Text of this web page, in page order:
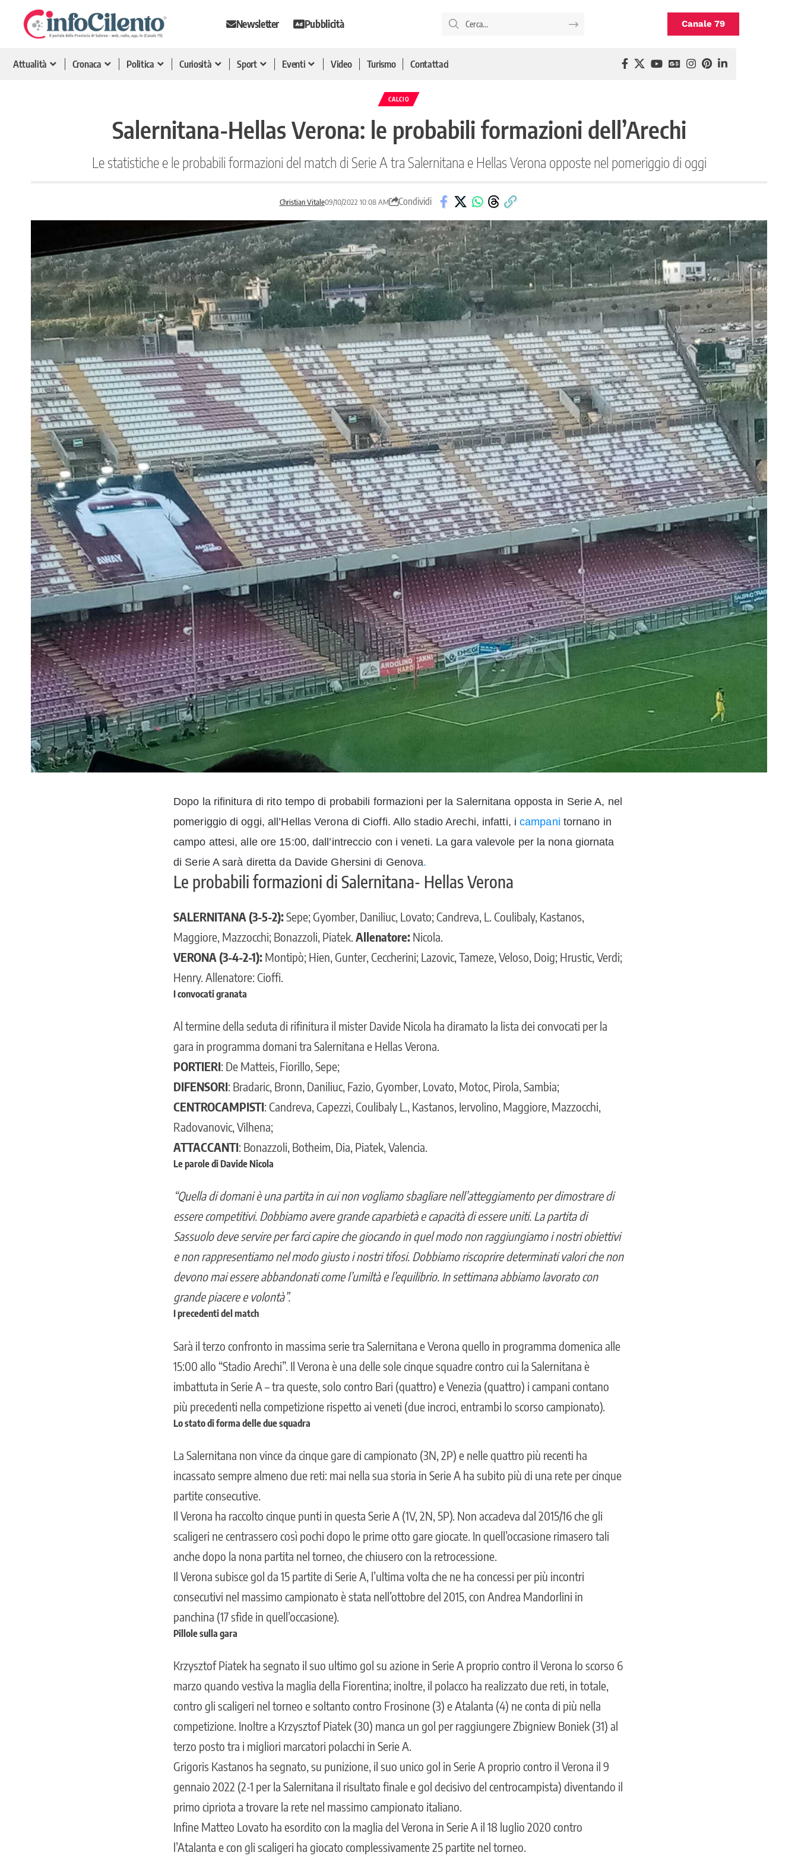
Newsletter Pubblicità Canale 79
Attualità Cronaca Politica Curiosità Sport Eventi Video Turismo Contattaci
CALCIO
Salernitana-Hellas Verona: le probabili formazioni dell’Arechi
Le statistiche e le probabili formazioni del match di Serie A tra Salernitana e Hellas Verona opposte nel pomeriggio di oggi
Christian Vitale09/10/2022 10:08 AM Condividi
Dopo la rifinitura di rito tempo di probabili formazioni per la Salernitana opposta in Serie A, nel
pomeriggio di oggi, all’Hellas Verona di Cioffi. Allo stadio Arechi, infatti, i campani tornano in
campo attesi, alle ore 15:00, dall’intreccio con i veneti. La gara valevole per la nona giornata
di Serie A sarà diretta da Davide Ghersini di Genova.
Le probabili formazioni di Salernitana- Hellas Verona
SALERNITANA (3-5-2):Sepe; Gyomber, Daniliuc, Lovato; Candreva, L. Coulibaly, Kastanos,
Maggiore, Mazzocchi; Bonazzoli, Piatek. Allenatore: Nicola.
VERONA (3-4-2-1): Montipò; Hien, Gunter, Ceccherini; Lazovic, Tameze, Veloso, Doig; Hrustic, Verdi;
Henry. Allenatore: Cioffi.
I convocati granata
Al termine della seduta di rifinitura il mister Davide Nicola ha diramato la lista dei convocati per la
gara in programma domani tra Salernitana e Hellas Verona.
PORTIERI: De Matteis, Fiorillo, Sepe;
DIFENSORI: Bradaric, Bronn, Daniliuc, Fazio, Gyomber, Lovato, Motoc, Pirola, Sambia;
CENTROCAMPISTI: Candreva, Capezzi, Coulibaly L., Kastanos, Iervolino, Maggiore, Mazzocchi,
Radovanovic, Vilhena;
ATTACCANTI: Bonazzoli, Botheim, Dia, Piatek, Valencia.
Le parole di Davide Nicola
“Quella di domani è una partita in cui non vogliamo sbagliare nell’atteggiamento per dimostrare di
essere competitivi. Dobbiamo avere grande caparbietà e capacità di essere uniti. La partita di
Sassuolo deve servire per farci capire che giocando in quel modo non raggiungiamo i nostri obiettivi
e non rappresentiamo nel modo giusto i nostri tifosi. Dobbiamo riscoprire determinati valori che non
devono mai essere abbandonati come l’umiltà e l’equilibrio. In settimana abbiamo lavorato con
grande piacere e volontà”.
I precedenti del match
Sarà il terzo confronto in massima serie tra Salernitana e Verona quello in programma domenica alle
15:00 allo “Stadio Arechi”. Il Verona è una delle sole cinque squadre contro cui la Salernitana è
imbattuta in Serie A – tra queste, solo contro Bari (quattro) e Venezia (quattro) i campani contano
più precedenti nella competizione rispetto ai veneti (due incroci, entrambi lo scorso campionato).
Lo stato di forma delle due squadra
La Salernitana non vince da cinque gare di campionato (3N, 2P) e nelle quattro più recenti ha
incassato sempre almeno due reti: mai nella sua storia in Serie A ha subito più di una rete per cinque
partite consecutive.
Il Verona ha raccolto cinque punti in questa Serie A (1V, 2N, 5P). Non accadeva dal 2015/16 che gli
scaligeri ne centrassero così pochi dopo le prime otto gare giocate. In quell’occasione rimasero tali
anche dopo la nona partita nel torneo, che chiusero con la retrocessione.
Il Verona subisce gol da 15 partite di Serie A, l’ultima volta che ne ha concessi per più incontri
consecutivi nel massimo campionato è stata nell’ottobre del 2015, con Andrea Mandorlini in
panchina (17 sfide in quell’occasione).
Pillole sulla gara
Krzysztof Piatek ha segnato il suo ultimo gol su azione in Serie A proprio contro il Verona lo scorso 6
marzo quando vestiva la maglia della Fiorentina; inoltre, il polacco ha realizzato due reti, in totale,
contro gli scaligeri nel torneo e soltanto contro Frosinone (3) e Atalanta (4) ne conta di più nella
competizione. Inoltre a Krzysztof Piatek (30) manca un gol per raggiungere Zbigniew Boniek (31) al
terzo posto tra i migliori marcatori polacchi in Serie A.
Grigoris Kastanos ha segnato, su punizione, il suo unico gol in Serie A proprio contro il Verona il 9
gennaio 2022 (2-1 per la Salernitana il risultato finale e gol decisivo del centrocampista) diventando il
primo cipriota a trovare la rete nel massimo campionato italiano.
Infine Matteo Lovato ha esordito con la maglia del Verona in Serie A il 18 luglio 2020 contro
l’Atalanta e con gli scaligeri ha giocato complessivamente 25 partite nel torneo.